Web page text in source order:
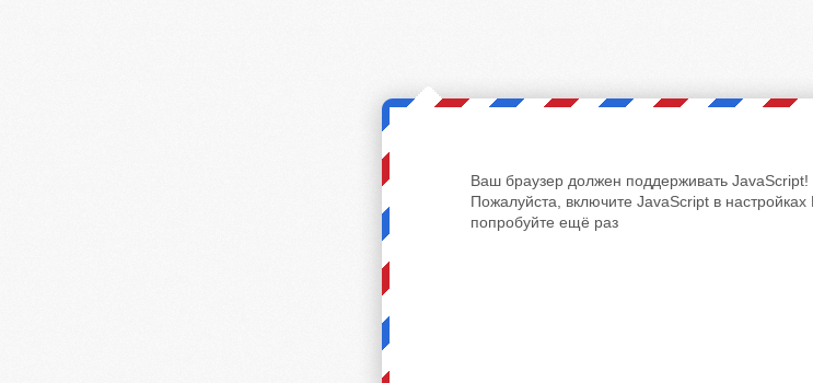
Ваш браузер должен поддерживать JavaScript!
Пожалуйста, включите JavaScript в
попробуйте ещё раз